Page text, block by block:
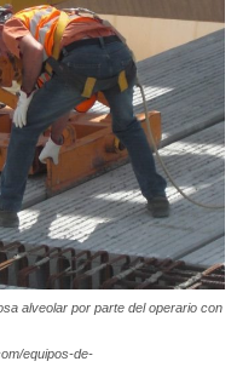
alveolar por parte del operario con
equipos-de-